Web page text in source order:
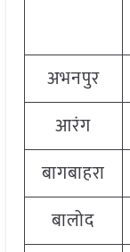
अभनपुर
आरंग
बागबाहरा
बालोद